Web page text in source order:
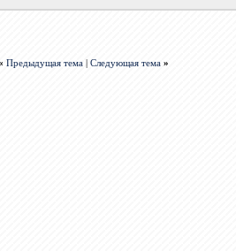
Предыдущая тема |Следующая тема »